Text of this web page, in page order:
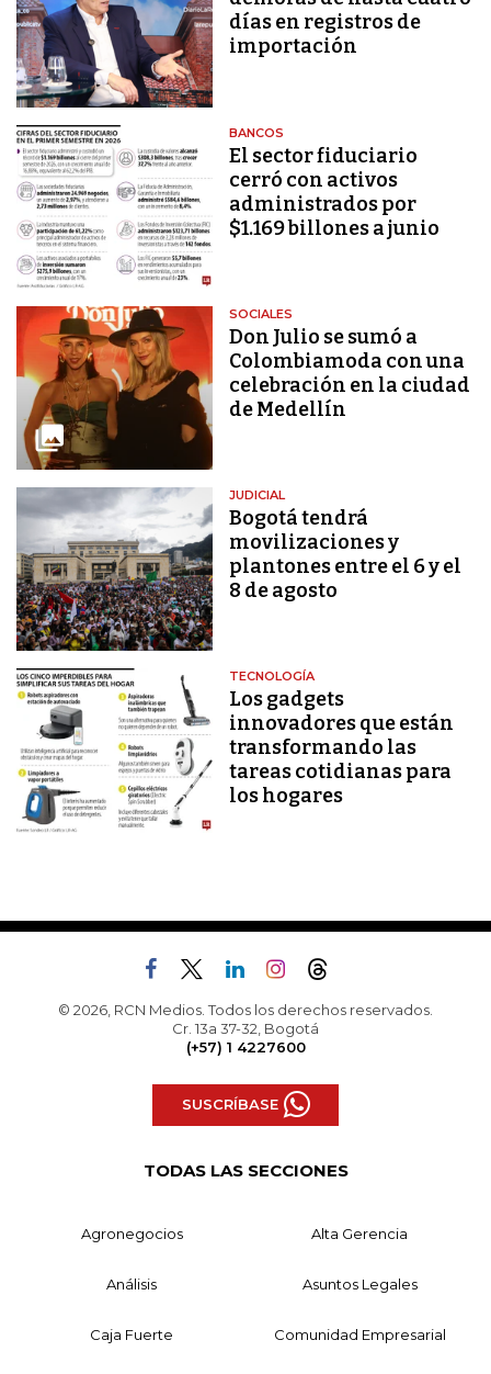
días en registros de
importación
BANCOS
El sector fiduciario
cerró con activos
administrados por
$1.169 billones a junio
SOCIALES
Don Julio se sumó a
Colombiamoda con una
celebración en la ciudad
de Medellín
JUDICIAL
Bogotá tendrá
movilizaciones y
plantones entre el 6 y el
8 de agosto
TECNOLOGÍA
Los gadgets
innovadores que están
transformando las
tareas cotidianas para
los hogares
© 2026, RCN Medios. Todos los derechos reservados.
Cr. 13a 37-32, Bogotá
(+57) 1 4227600
SUSCRÍBASE
TODAS LAS SECCIONES
Agronegocios Alta Gerencia
Análisis Asuntos Legales
Caja Fuerte Comunidad Empresarial